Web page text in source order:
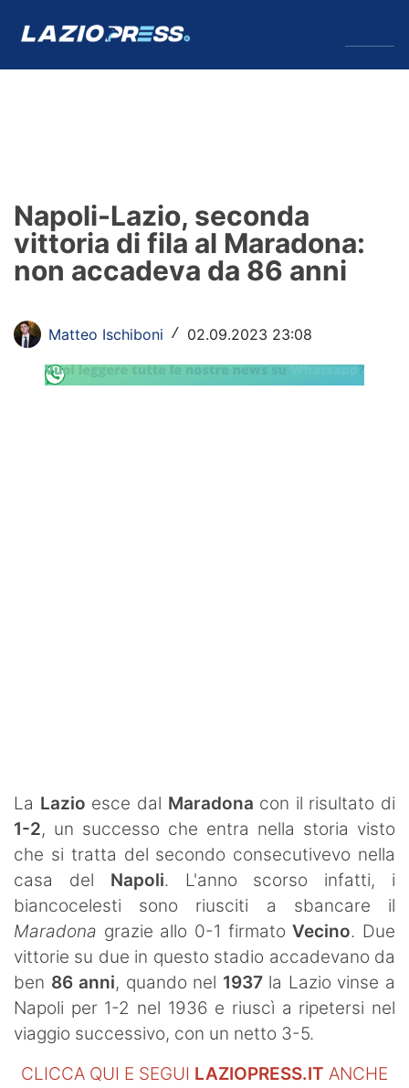
Formello
Infortuni
Calciomercato
Vela
SHOP LAZIO
Contatti
Napoli-Lazio, seconda
vittoria di fila al Maradona:
non accadeva da 86 anni
Matteo Ischiboni / 02.09.2023 23:08
La Lazio esce dal Maradona con il risultato di
1-2, un successo che entra nella storia visto
che si tratta del secondo consecutivevo nella
casa del Napoli. L'anno scorso infatti, i
biancocelesti sono riusciti a sbancare il
Maradona grazie allo 0-1 firmatoVecino. Due
vittorie su due in questo stadio accadevano da
ben 86 anni, quando nel 1937la Lazio vinse a
Napoli per 1-2 nel 1936 e riuscì a ripetersi nel
viaggio successivo, con un netto 3-5.
CLICCA QUI E SEGUI LAZIOPRESS.IT ANCHE